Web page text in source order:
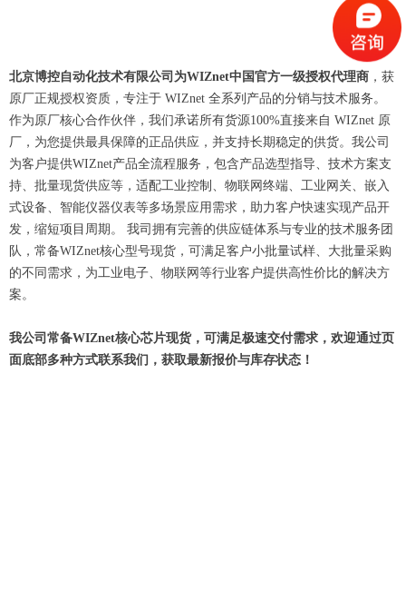
北京博控自动化技术有限公司为WIZnet中国官方一级授权代理商 ，获
原厂正规授权资质，专注于 WIZnet 全系列产品的分销与技术服务。
作为原厂核心合作伙伴，我们承诺所有货源100%直接来自 WIZnet 原
厂，为您提供最具保障的正品供应，并支持长期稳定的供货。我公司
为客户提供WIZnet产品全流程服务，包含产品选型指导、技术方案支
持、批量现货供应等，适配工业控制、物联网终端、工业网关、嵌入
式设备、智能仪器仪表等多场景应用需求，助力客户快速实现产品开
发，缩短项目周期。 我司拥有完善的供应链体系与专业的技术服务团
队，常备WIZnet核心型号现货，可满足客户小批量试样、大批量采购
的不同需求，为工业电子、物联网等行业客户提供高性价比的解决方
案。
我公司常备WIZnet核心芯片现货，可满足极速交付需求，欢迎通过页
面底部多种方式联系我们，获取最新报价与库存状态！